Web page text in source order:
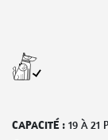
CAPACITÉ : 19 À21